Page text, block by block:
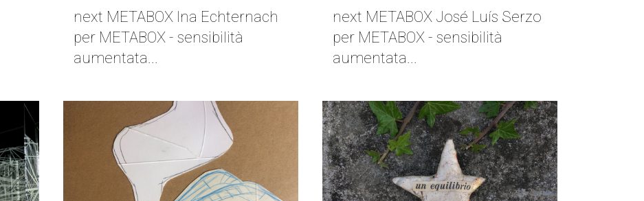
next METABOX Ina Echternach
per METABOX - sensibilità
aumentata...
next METABOX José Luís Serzo
per METABOX - sensibilità
aumentata...